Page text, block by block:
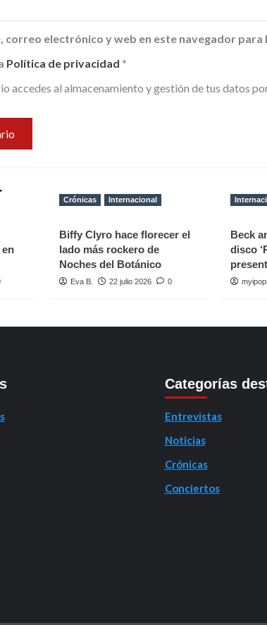
correo electrónico y web en este navegador para
Política de privacidad *
accedes al almacenamiento y gestión de tus datos
en
Crónicas Internacional
Biffy Clyro hace florecer el
lado más rockero de
Noches del Botánico
Eva B. 22 julio 2026 0
Beck
disco
Categorías
Entrevistas
Noticias
Crónicas
Conciertos